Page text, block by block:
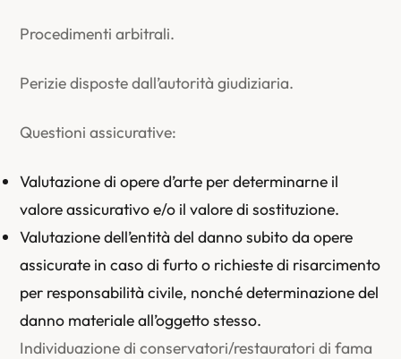
Procedimenti arbitrali.
Perizie disposte dall’autorità giudiziaria.
Questioni assicurative:
Valutazione di opere d’arte per determinarne il
valore assicurativo e/o il valore di sostituzione.
Valutazione dell’entità del danno subito da opere
assicurate in caso di furto o richieste di risarcimento
per responsabilità civile, nonché determinazione del
danno materiale all’oggetto stesso.
Individuazione di conservatori/restauratori di fama